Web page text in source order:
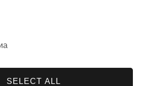
SELECT ALL